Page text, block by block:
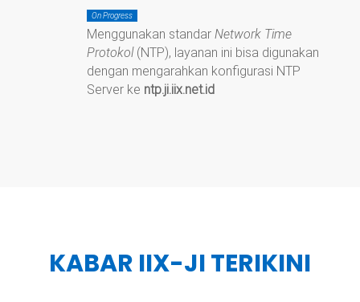
On Progress
Menggunakan standar Network Time
Protokol(NTP), layanan ini bisa digunakan
dengan mengarahkan konfigurasi NTP
Server ke ntp.ji.iix.net.id
KABAR IIX-JI TERIKINI